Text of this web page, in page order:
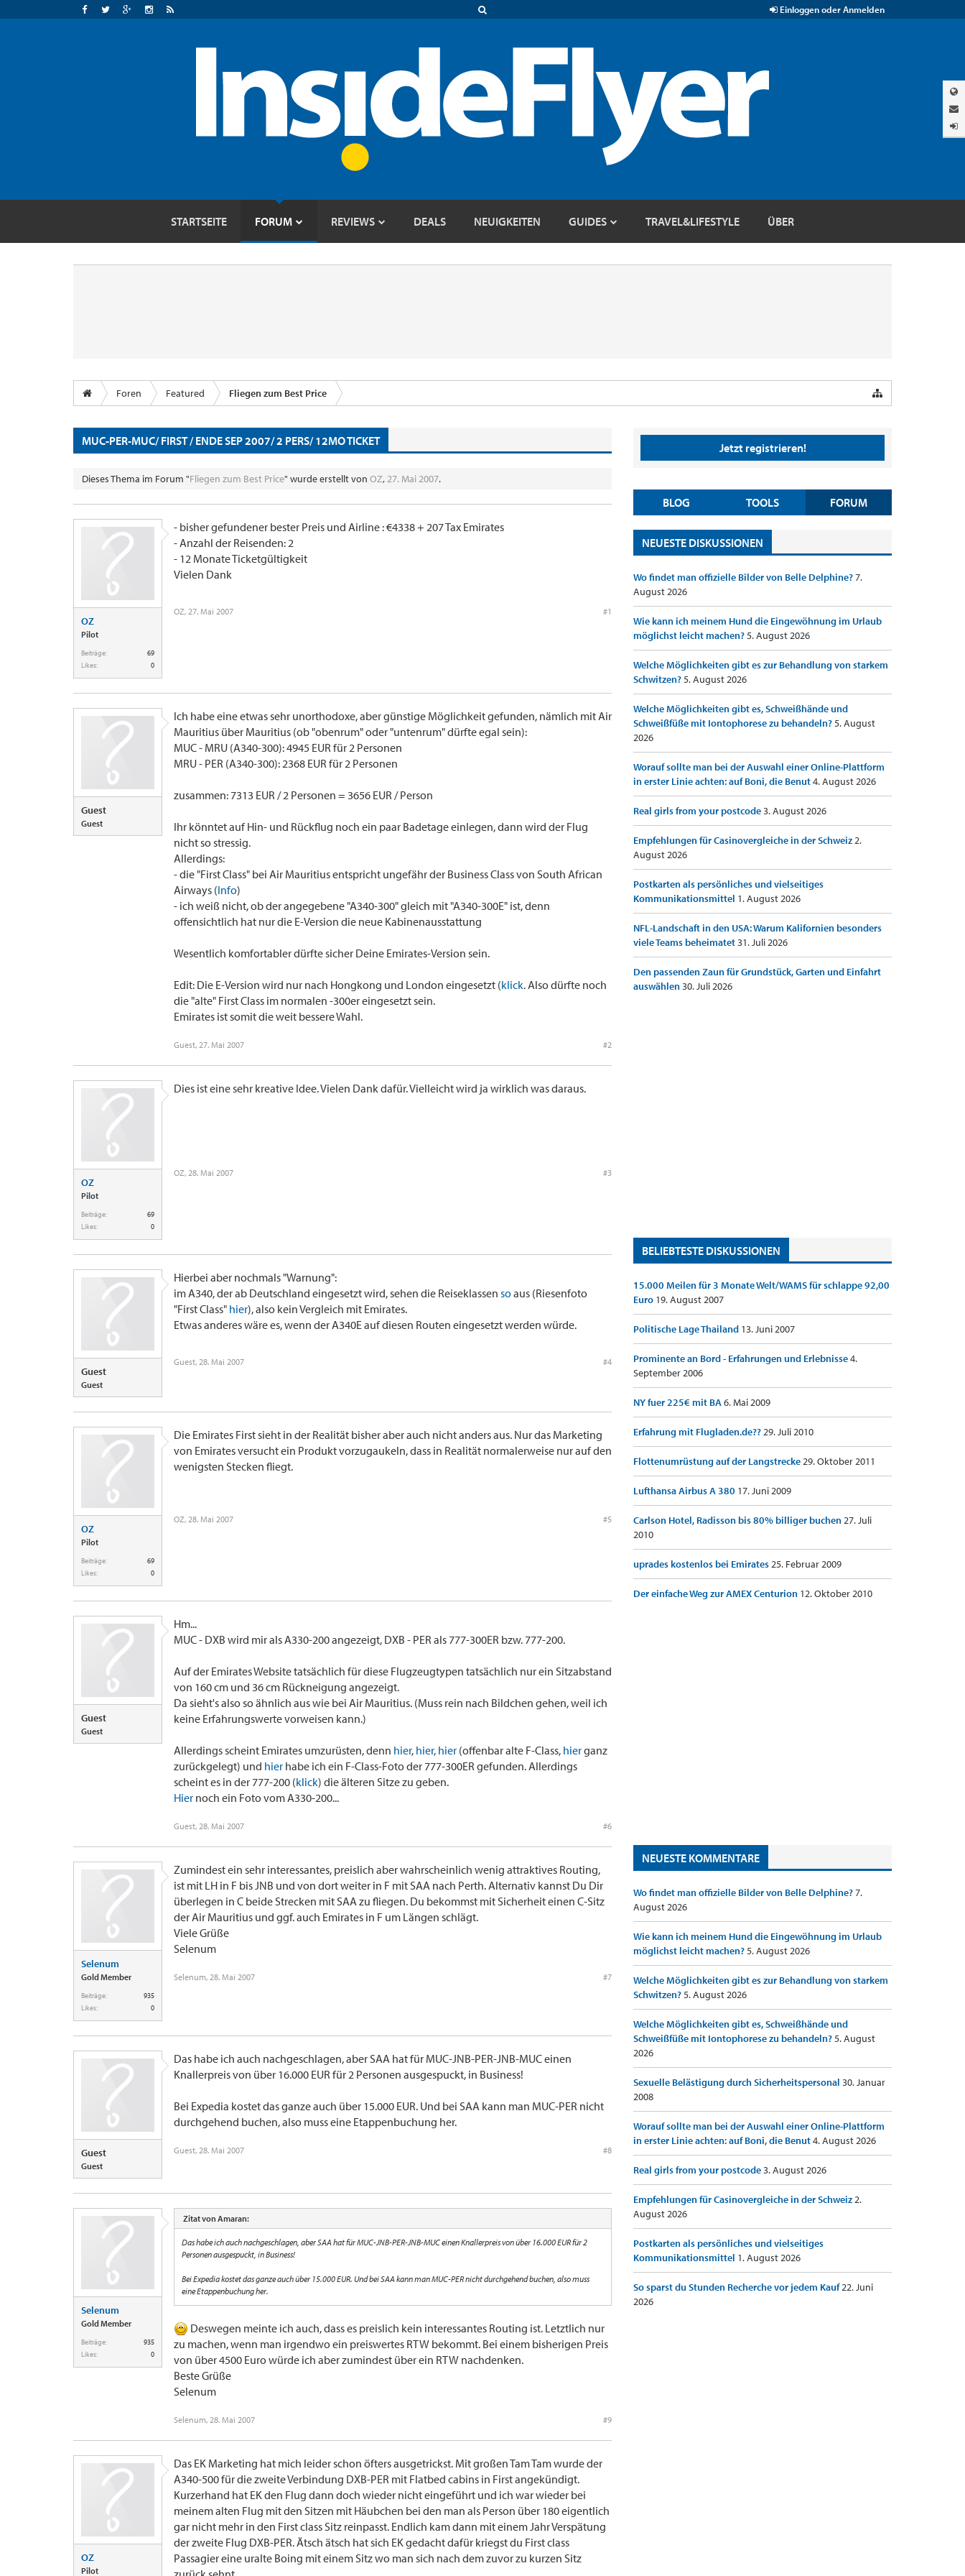
Einloggen oder Anmelden
STARTSEITE FORUM REVIEWS DEALS NEUIGKEITEN GUIDES TRAVEL&LIFESTYLE ÜBER
Foren Featured Fliegen zum Best Price
MUC-PER-MUC/ FIRST / ENDE SEP 2007/ 2 PERS/ 12MO TICKET
Dieses Thema im Forum "Fliegen zum Best Price" wurde erstellt von OZ,27. Mai 2007.
OZ
Pilot
Beiträge:
69
Likes:
0
- bisher gefundener bester Preis und Airline : €4338 + 207 Tax Emirates
- Anzahl der Reisenden: 2
- 12 Monate Ticketgültigkeit
Vielen Dank
OZ, 27. Mai 2007 #1
Guest
Guest
Ich habe eine etwas sehr unorthodoxe, aber günstige Möglichkeit gefunden, nämlich mit Air
Mauritius über Mauritius (ob "obenrum" oder "untenrum" dürfte egal sein):
MUC - MRU (A340-300): 4945 EUR für 2 Personen
MRU - PER (A340-300): 2368 EUR für 2 Personen
zusammen: 7313 EUR / 2 Personen = 3656 EUR / Person
Ihr könntet auf Hin- und Rückflug noch ein paar Badetage einlegen, dann wird der Flug
nicht so stressig.
Allerdings:
- die "First Class" bei Air Mauritius entspricht ungefähr der Business Class von South African
Airways (Info)
- ich weiß nicht, ob der angegebene "A340-300" gleich mit "A340-300E" ist, denn
offensichtlich hat nur die E-Version die neue Kabinenausstattung
Wesentlich komfortabler dürfte sicher Deine Emirates-Version sein.
Edit: Die E-Version wird nur nach Hongkong und London eingesetzt (klick. Also dürfte noch
die "alte" First Class im normalen -300er eingesetzt sein.
Emirates ist somit die weit bessere Wahl.
Guest, 27. Mai 2007 #2
OZ
Pilot
Beiträge:
69
Likes:
0
Dies ist eine sehr kreative Idee. Vielen Dank dafür. Vielleicht wird ja wirklich was daraus.
OZ, 28. Mai 2007 #3
Guest
Guest
Hierbei aber nochmals "Warnung":
im A340, der ab Deutschland eingesetzt wird, sehen die Reiseklassen soaus (Riesenfoto
"First Class" hier), also kein Vergleich mit Emirates.
Etwas anderes wäre es, wenn der A340E auf diesen Routen eingesetzt werden würde.
Guest, 28. Mai 2007 #4
OZ
Pilot
Beiträge:
69
Likes:
0
Die Emirates First sieht in der Realität bisher aber auch nicht anders aus. Nur das Marketing
von Emirates versucht ein Produkt vorzugaukeln, dass in Realität normalerweise nur auf den
wenigsten Stecken fliegt.
OZ, 28. Mai 2007 #5
Guest
Guest
Hm...
MUC - DXB wird mir als A330-200 angezeigt, DXB - PER als 777-300ER bzw. 777-200.
Auf der Emirates Website tatsächlich für diese Flugzeugtypen tatsächlich nur ein Sitzabstand
von 160 cm und 36 cm Rückneigung angezeigt.
Da sieht's also so ähnlich aus wie bei Air Mauritius. (Muss rein nach Bildchen gehen, weil ich
keine Erfahrungswerte vorweisen kann.)
Allerdings scheint Emirates umzurüsten, denn hier, hier, hier (offenbar alte F-Class, hierganz
zurückgelegt) und hier habe ich ein F-Class-Foto der 777-300ER gefunden. Allerdings
scheint es in der 777-200 (klick) die älteren Sitze zu geben.
Hier noch ein Foto vom A330-200...
Guest, 28. Mai 2007 #6
Selenum
Gold Member
Beiträge:
935
Likes:
0
Zumindest ein sehr interessantes, preislich aber wahrscheinlich wenig attraktives Routing,
ist mit LH in F bis JNB und von dort weiter in F mit SAA nach Perth. Alternativ kannst Du Dir
überlegen in C beide Strecken mit SAA zu fliegen. Du bekommst mit Sicherheit einen C-Sitz
der Air Mauritius und ggf. auch Emirates in F um Längen schlägt.
Viele Grüße
Selenum
Selenum, 28. Mai 2007 #7
Guest
Guest
Das habe ich auch nachgeschlagen, aber SAA hat für MUC-JNB-PER-JNB-MUC einen
Knallerpreis von über 16.000 EUR für 2 Personen ausgespuckt, in Business!
Bei Expedia kostet das ganze auch über 15.000 EUR. Und bei SAA kann man MUC-PER nicht
durchgehend buchen, also muss eine Etappenbuchung her.
Guest, 28. Mai 2007 #8
Selenum
Gold Member
Beiträge:
935
Likes:
0
Zitat von Amaran:
Das habe ich auch nachgeschlagen, aber SAA hat für MUC-JNB-PER-JNB-MUC einen Knallerpreis von über 16.000 EUR für 2
Personen ausgespuckt, in Business!
Bei Expedia kostet das ganze auch über 15.000 EUR. Und bei SAA kann man MUC-PER nicht durchgehend buchen, also muss
eine Etappenbuchung her.
Deswegen meinte ich auch, dass es preislich kein interessantes Routing ist. Letztlich nur
zu machen, wenn man irgendwo ein preiswertes RTW bekommt. Bei einem bisherigen Preis
von über 4500 Euro würde ich aber zumindest über ein RTW nachdenken.
Beste Grüße
Selenum
Selenum, 28. Mai 2007 #9
OZ
Pilot
Das EK Marketing hat mich leider schon öfters ausgetrickst. Mit großen Tam Tam wurde der
A340-500 für die zweite Verbindung DXB-PER mit Flatbed cabins in First angekündigt.
Kurzerhand hat EK den Flug dann doch wieder nicht eingeführt und ich war wieder bei
meinem alten Flug mit den Sitzen mit Häubchen bei den man als Person über 180 eigentlich
gar nicht mehr in den First class Sitz reinpasst. Endlich kam dann mit einem Jahr Verspätung
der zweite Flug DXB-PER. Ätsch ätsch hat sich EK gedacht dafür kriegst du First class
Passagier eine uralte Boing mit einem Sitz wo man sich nach dem zuvor zu kurzen Sitz
Jetzt registrieren!
BLOG TOOLS FORUM
NEUESTE DISKUSSIONEN
Wo findet man offizielle Bilder von Belle Delphine?7.
August 2026
Wie kann ich meinem Hund die Eingewöhnung im Urlaub
möglichst leicht machen?5. August 2026
Welche Möglichkeiten gibt es zur Behandlung von starkem
Schwitzen?5. August 2026
Welche Möglichkeiten gibt es, Schweißhände und
Schweißfüße mit Iontophorese zu behandeln?5. August
2026
Worauf sollte man bei der Auswahl einer Online-Plattform
in erster Linie achten: auf Boni, die Benut4. August 2026
Real girls from your postcode3. August 2026
Empfehlungen für Casinovergleiche in der Schweiz2.
August 2026
Postkarten als persönliches und vielseitiges
Kommunikationsmittel 1. August 2026
NFL-Landschaft in den USA: Warum Kalifornien besonders
viele Teams beheimatet31. Juli 2026
Den passenden Zaun für Grundstück, Garten und Einfahrt
auswählen30. Juli 2026
BELIEBTESTE DISKUSSIONEN
15.000 Meilen für 3 Monate Welt/WAMS für schlappe 92,00
Euro 19. August 2007
Politische Lage Thailand 13. Juni 2007
Prominente an Bord - Erfahrungen und Erlebnisse4.
September 2006
NY fuer 225€ mit BA6. Mai 2009
Erfahrung mit Flugladen.de??29. Juli 2010
Flottenumrüstung auf der Langstrecke29. Oktober 2011
Lufthansa Airbus A 380 17. Juni 2009
Carlson Hotel, Radisson bis 80% billiger buchen27. Juli
2010
uprades kostenlos bei Emirates25. Februar 2009
Der einfache Weg zur AMEX Centurion 12. Oktober 2010
NEUESTE KOMMENTARE
Wo findet man offizielle Bilder von Belle Delphine?7.
August 2026
Wie kann ich meinem Hund die Eingewöhnung im Urlaub
möglichst leicht machen?5. August 2026
Welche Möglichkeiten gibt es zur Behandlung von starkem
Schwitzen?5. August 2026
Welche Möglichkeiten gibt es, Schweißhände und
Schweißfüße mit Iontophorese zu behandeln?5. August
2026
Sexuelle Belästigung durch Sicherheitspersonal 30. Januar
2008
Worauf sollte man bei der Auswahl einer Online-Plattform
in erster Linie achten: auf Boni, die Benut4. August 2026
Real girls from your postcode3. August 2026
Empfehlungen für Casinovergleiche in der Schweiz2.
August 2026
Postkarten als persönliches und vielseitiges
Kommunikationsmittel 1. August 2026
So sparst du Stunden Recherche vor jedem Kauf22. Juni
2026